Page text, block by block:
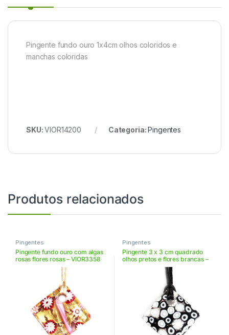
Pingente fundo ouro 1x4cm olhos coloridos e
manchas coloridas
SKU:VIOR14200 Categoria:Pingentes
Produtos relacionados
Pingentes
Pingente fundo ouro com algas
rosas flores rosas – VIOR3358
Pingentes
Pingente 3 x 3 cm quadrado
olhos pretos e flores brancas –